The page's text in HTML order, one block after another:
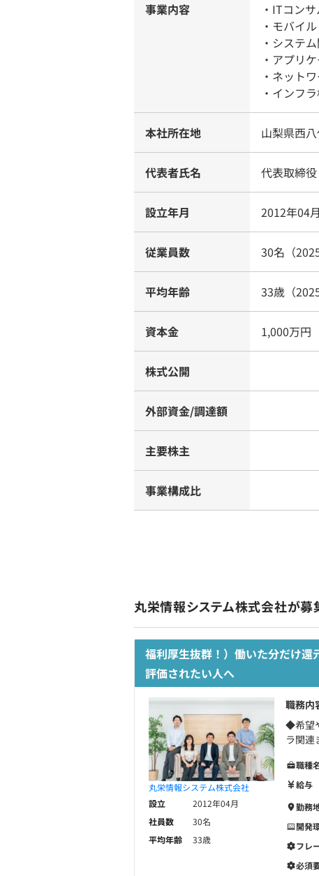
事業内容
・ITコン
・モバイ
・システ
・アプリ
・ネット
・インフ
本社所在地 山梨県西
代表者氏名 代表取締
設立年月 2012年04月
従業員数 30名（
平均年齢 33歳（
資本金 1,000万円
株式公開
外部資金/調達額
主要株主
事業構成比
丸栄情報システム株式会社が募
福利厚生抜群！）働いた分だけ還
評価されたい人へ
丸栄情報システム株式会社
設立
2012年04月
社員数
30名
平均年齢
33歳
職務内
◆希望
ラ関連
職種
給与
勤務
開発
フレ
必須